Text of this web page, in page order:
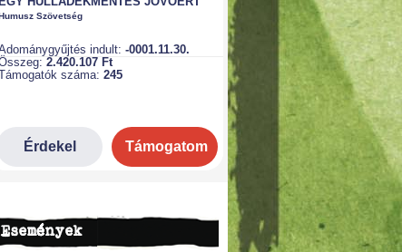
Események